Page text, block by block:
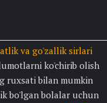
va go'zallik sirlari
ko'chirib olish
ruxsati bilan mumkin
bo'lgan bolalar uchun